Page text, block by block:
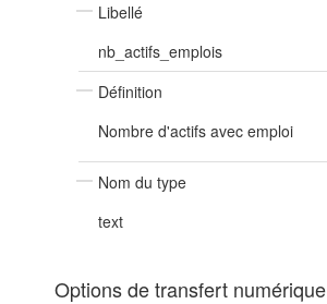
Libellé
nb_actifs_emplois
Définition
Nombre d'actifs avec emploi
Nom du type
text
Options de transfert numérique